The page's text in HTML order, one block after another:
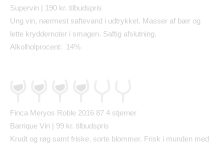
Supervin | 190 kr. tilbudspris
Ung vin, nærmest saftevand i udtrykket. Masser af bær og
lette kryddernoter i smagen. Saftig afslutning.
Alkolholprocent: 14%
Finca Meryos Roble 2016 87 4 stjerner
Barrique Vin | 99 kr. tilbudspris
Krudt og røg samt friske, sorte blommer. Frisk i munden med